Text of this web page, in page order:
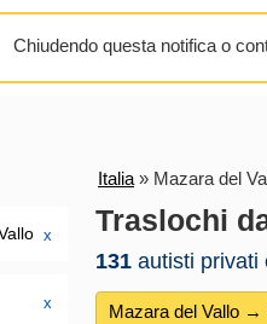
Chiudendo questa notifica o
х
х
Italia » Mazara del
Traslochi
131 autisti privati
Mazara del Vallo →